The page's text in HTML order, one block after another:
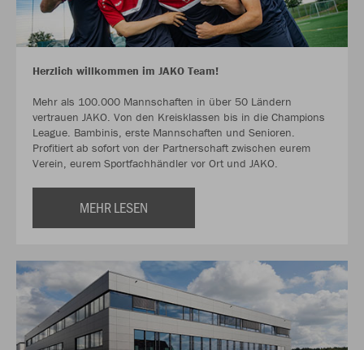
Herzlich willkommen im JAKO Team!
Mehr als 100.000 Mannschaften in über 50 Ländern
vertrauen JAKO. Von den Kreisklassen bis in die Champions
League. Bambinis, erste Mannschaften und Senioren.
Profitiert ab sofort von der Partnerschaft zwischen eurem
Verein, eurem Sportfachhändler vor Ort und JAKO.
MEHR LESEN